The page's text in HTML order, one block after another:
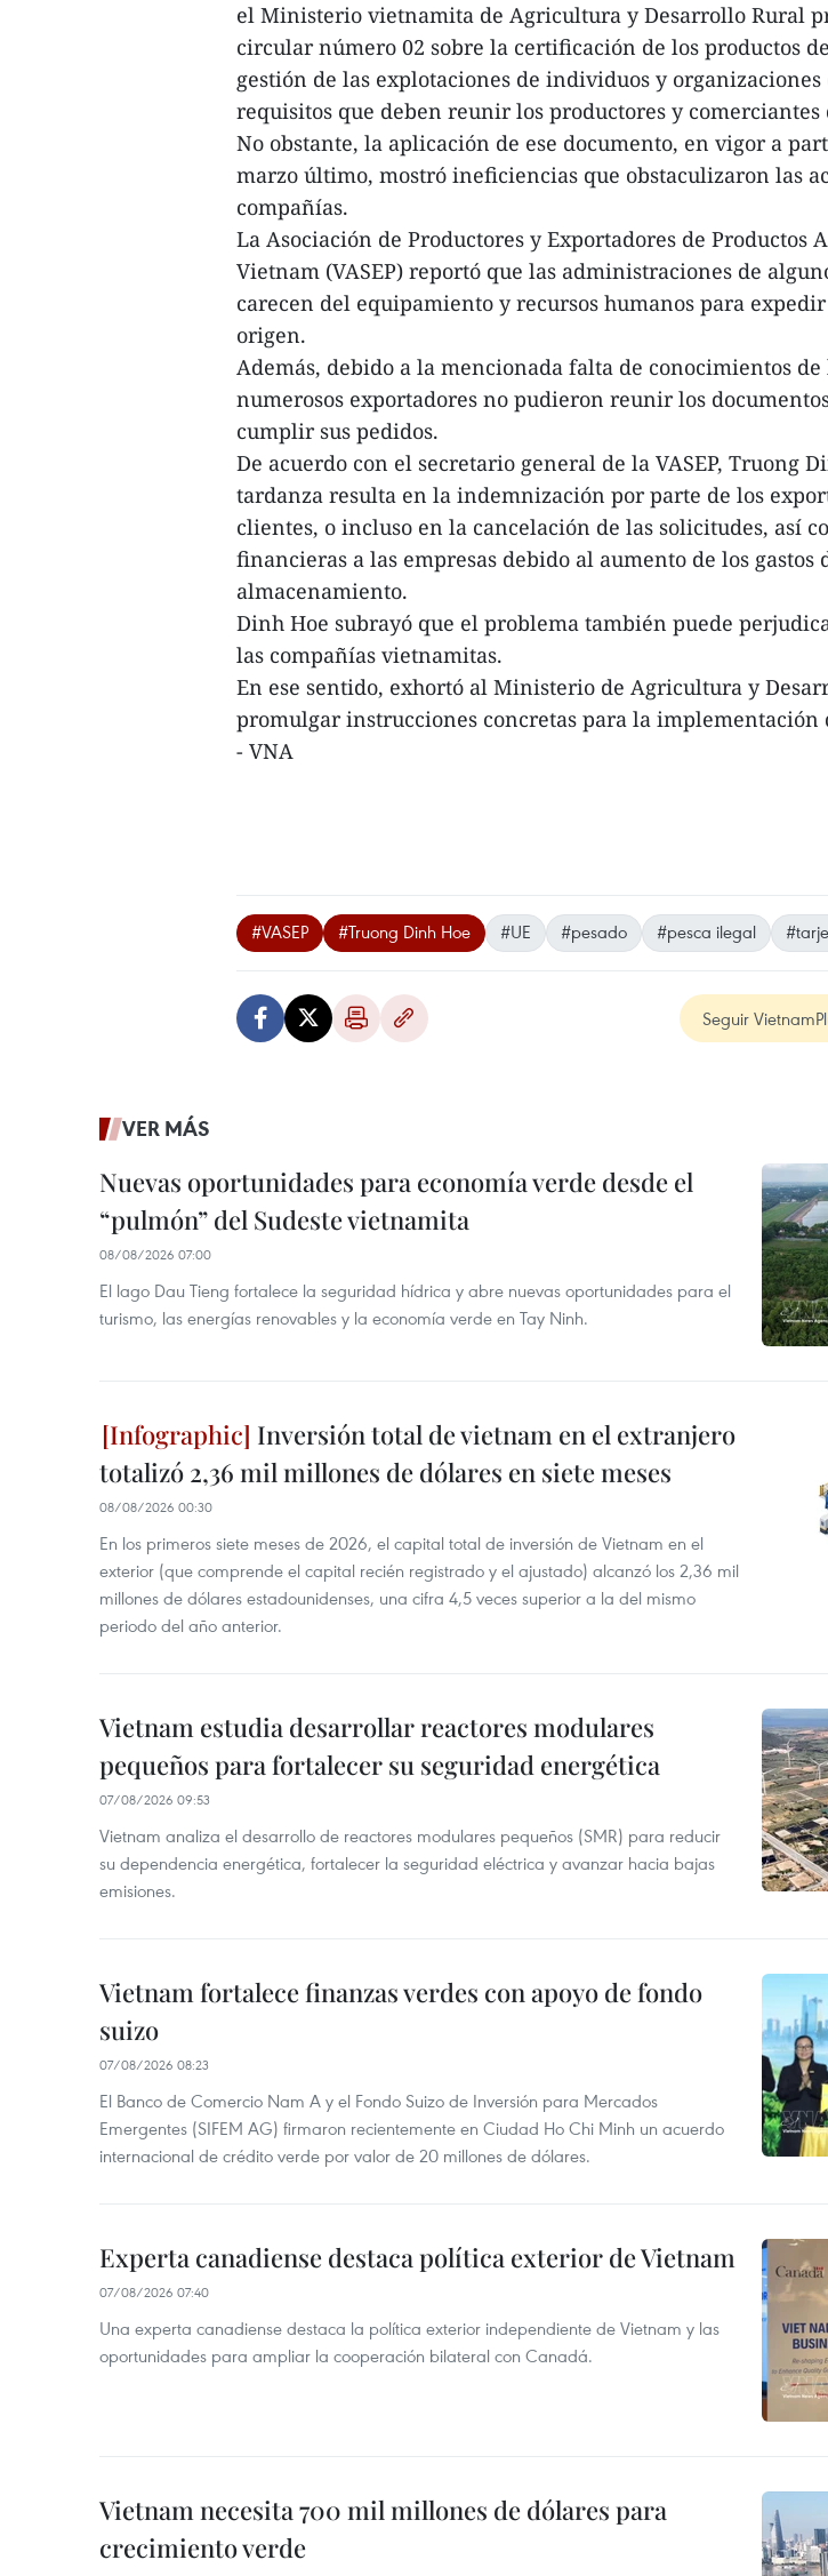
el Ministerio vietnamita de Agricultura y Desarrollo Rural
circular número 02 sobre la certificación de los productos
gestión de las explotaciones de individuos y
requisitos que deben reunir los productores y comerciantes
No obstante, la aplicación de ese documento, en vigor a
marzo último, mostró ineficiencias que obstaculizaron las
compañías.
La Asociación de Productores y Exportadores de Productos
Vietnam (VASEP) reportó que las administraciones de
carecen del equipamiento y recursos humanos para
origen.
Además, debido a la mencionada falta de conocimientos de
numerosos exportadores no pudieron reunir los
cumplir sus pedidos.
De acuerdo con el secretario general de la VASEP, Truong
tardanza resulta en la indemnización por parte de los
clientes, o incluso en la cancelación de las solicitudes, así
financieras a las empresas debido al aumento de los gastos
almacenamiento.
Dinh Hoe subrayó que el problema también puede
las compañías vietnamitas.
En ese sentido, exhortó al Ministerio de Agricultura y
promulgar instrucciones concretas para la implementación
- VNA
#VASEP #Truong Dinh Hoe #UE #pesado #pesca ilegal
Seguir
VER MÁS
Nuevas oportunidades para economía verde desde el
“pulmón” del Sudeste vietnamita
08/08/2026 07:00
El lago Dau Tieng fortalece la seguridad hídrica y abre nuevas oportunidades para el
turismo, las energías renovables y la economía verde en Tay Ninh.
Inversión total de vietnam en el extranjero
totalizó 2,36 mil millones de dólares en siete meses
08/08/2026 00:30
En los primeros siete meses de 2026, el capital total de inversión de Vietnam en el
exterior (que comprende el capital recién registrado y el ajustado) alcanzó los 2,36 mil
millones de dólares estadounidenses, una cifra 4,5 veces superior a la del mismo
periodo del año anterior.
Vietnam estudia desarrollar reactores modulares
pequeños para fortalecer su seguridad energética
07/08/2026 09:53
Vietnam analiza el desarrollo de reactores modulares pequeños (SMR) para reducir
su dependencia energética, fortalecer la seguridad eléctrica y avanzar hacia bajas
emisiones.
Vietnam fortalece finanzas verdes con apoyo de fondo
suizo
07/08/2026 08:23
El Banco de Comercio Nam A y el Fondo Suizo de Inversión para Mercados
Emergentes (SIFEM AG) firmaron recientemente en Ciudad Ho Chi Minh un acuerdo
internacional de crédito verde por valor de 20 millones de dólares.
Experta canadiense destaca política exterior de Vietnam
07/08/2026 07:40
Una experta canadiense destaca la política exterior independiente de Vietnam y las
oportunidades para ampliar la cooperación bilateral con Canadá.
Vietnam necesita 700 mil millones de dólares para
crecimiento verde